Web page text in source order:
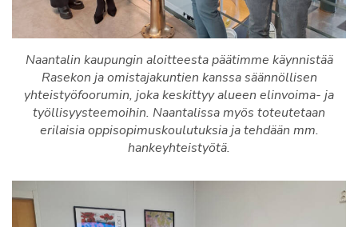
Naantalin kaupungin aloitteesta päätimme käynnistää
Rasekon ja omistajakuntien kanssa säännöllisen
yhteistyöfoorumin, joka keskittyy alueen elinvoima- ja
työllisyysteemoihin. Naantalissa myös toteutetaan
erilaisia oppisopimuskoulutuksia ja tehdään mm.
hankeyhteistyötä.